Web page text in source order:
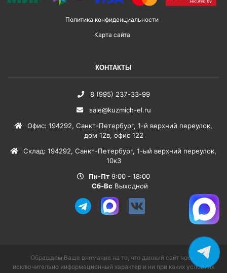
Политика конфиденциальности
Карта сайта
КОНТАКТЫ
8 (995) 237-33-99
sale@kuzmich-el.ru
Офис: 194292, Санкт-Петербург, 1-й верхний переулок,
дом 12в, офис 122
Склад: 194292, Санкт-Петербург, 1-ый верхний переулок,
10к3
Пн-Пт 9:00 - 18:00
Сб-Вс Выходной
Обращаем Ваше внимание на то, что данный сайт носит
исключительно информационный характер и ни при каких условиях